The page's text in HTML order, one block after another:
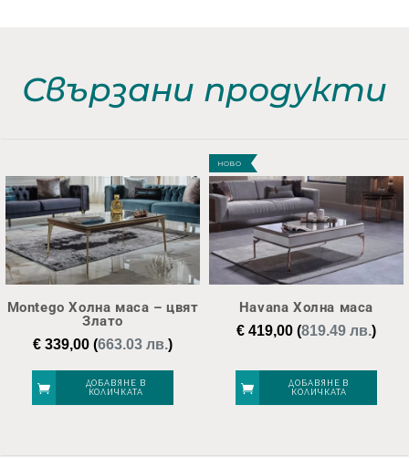
Свързани продукти
Montego Холна маса – цвят
Злато
€ 339,00 (663.03 лв.)
ДОБАВЯНЕ В
КОЛИЧКАТА
НОВО
Havana Холна маса
€419,00(819.49 лв.)
ДОБАВЯНЕ В
КОЛИЧКАТА